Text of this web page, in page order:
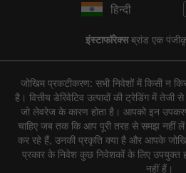
हिन्दी
इंस्टाफॉरेक्सब्रांड एक
जोखिम प्रकटीकरण: सभी निवेशों में किसी न
है। वित्तीय डेरिवेटिव उत्पादों की ट्रेडिंग में तेजी
जो लेवरेज के कारण होता है। आपको इन
चाहिए जब तक कि आप पूरी तरह से समझ नहीं
कर रहे हैं, उनकी प्रकृति क्या है और आपके
प्रकार के निवेश कुछ निवेशकों के लिए उपयुक्त
नहीं हैं।